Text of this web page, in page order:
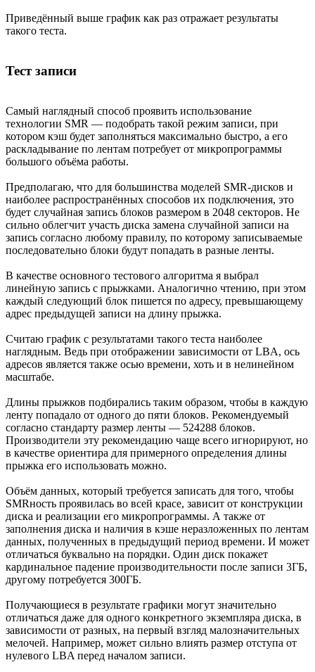
Приведённый выше график как раз отражает результаты
такого теста.
Тест записи
Самый наглядный способ проявить использование
технологии SMR — подобрать такой режим записи, при
котором кэш будет заполняться максимально быстро, а его
раскладывание по лентам потребует от микропрограммы
большого объёма работы.
Предполагаю, что для большинства моделей SMR-дисков и
наиболее распространённых способов их подключения, это
будет случайная запись блоков размером в 2048 секторов. Не
сильно облегчит участь диска замена случайной записи на
запись согласно любому правилу, по которому записываемые
последовательно блоки будут попадать в разные ленты.
В качестве основного тестового алгоритма я выбрал
линейную запись с прыжками. Аналогично чтению, при этом
каждый следующий блок пишется по адресу, превышающему
адрес предыдущей записи на длину прыжка.
Считаю график с результатами такого теста наиболее
наглядным. Ведь при отображении зависимости от LBA, ось
адресов является также осью времени, хоть и в нелинейном
масштабе.
Длины прыжков подбирались таким образом, чтобы в каждую
ленту попадало от одного до пяти блоков. Рекомендуемый
согласно стандарту размер ленты — 524288 блоков.
Производители эту рекомендацию чаще всего игнорируют, но
в качестве ориентира для примерного определения длины
прыжка его использовать можно.
Объём данных, который требуется записать для того, чтобы
SMRность проявилась во всей красе, зависит от конструкции
диска и реализации его микропрограммы. А также от
заполнения диска и наличия в кэше неразложенных по лентам
данных, полученных в предыдущий период времени. И может
отличаться буквально на порядки. Один диск покажет
кардинальное падение производительности после записи 3ГБ,
другому потребуется 300ГБ.
Получающиеся в результате графики могут значительно
отличаться даже для одного конкретного экземпляра диска, в
зависимости от разных, на первый взгляд малозначительных
мелочей. Например, может сильно влиять размер отступа от
нулевого LBA перед началом записи.